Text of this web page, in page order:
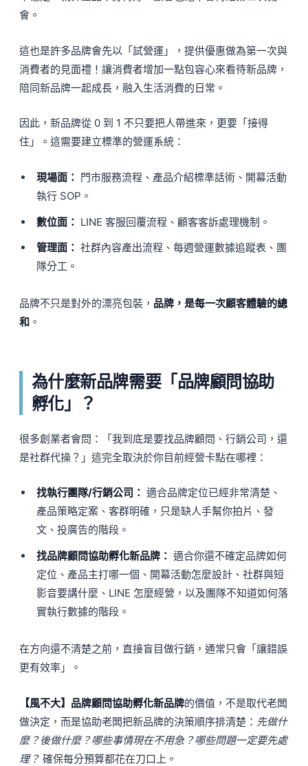
會。
這也是許多品牌會先以「試營運」，提供優惠做為第一次與
消費者的見面禮！讓消費者增加一點包容心來看待新品牌，
陪同新品牌一起成長，融入生活消費的日常。
因此，新品牌從 0 到 1 不只要把人帶進來，更要「接得
住」。這需要建立標準的營運系統：
現場面： 門市服務流程、產品介紹標準話術、開幕活動
執行 SOP。
數位面： LINE 客服回覆流程、顧客客訴處理機制。
管理面： 社群內容產出流程、每週營運數據追蹤表、團
隊分工。
品牌不只是對外的漂亮包裝， 品牌，是每一次顧客體驗的總
和 。
為什麼新品牌需要「品牌顧問協助
孵化」？
很多創業者會問：「我到底是要找品牌顧問、行銷公司，還
是社群代操？」這完全取決於你目前經營卡點在哪裡：
找執行團隊/行銷公司： 適合品牌定位已經非常清楚、
產品策略定案、客群明確，只是缺人手幫你拍片、發
文、投廣告的階段。
找品牌顧問協助孵化新品牌： 適合你還不確定品牌如何
定位、產品主打哪一個、開幕活動怎麼設計、社群與短
影音要講什麼、LINE 怎麼經營，以及團隊不知道如何落
實執行數據的階段。
在方向還不清楚之前，直接盲目做行銷，通常只會「讓錯誤
更有效率」。
【風不大】品牌顧問協助孵化新品牌的價值，不是取代老闆
做決定，而是協助老闆把新品牌的決策順序排清楚： 先做什
麼？後做什麼？哪些事情現在不用急？哪些問題一定要先處
理？ 確保每分預算都花在刀口上。